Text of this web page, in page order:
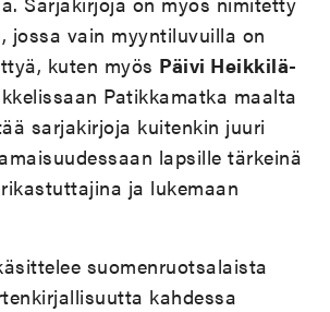
jossa vain myyntiluvuilla on
kuten myös Päivi Heikkilä-
Patikkamatka maalta
sarjakirjoja kuitenkin juuri
lapsille tärkeinä
ja lukemaan
suomenruotsalaista
kahdessa